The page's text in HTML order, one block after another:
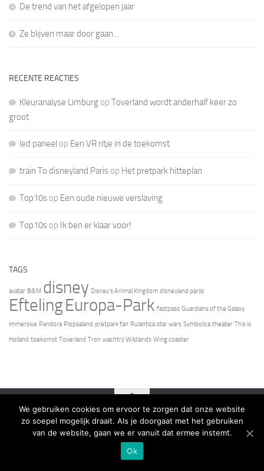
De trend van het afgelopen jaar
Ze blijven maar door gaan…
RECENTE REACTIES
Kleuranalyse Limburg op Toverland wordt anderhalf keer zo
groot
led paneel op Een VR ritje in de toekomst
train To disneyland Paris op Het pretpark hitteplan
Top10s op Een oude nieuwe verslaving
Top10s op Ik ben er klaar voor!
TAGS
avatar B&M disney Disney's Animal Kingdom disneyland parijs
EftelingEuropa-Park fastpass Guardians of the Galaxy
immersive Pandora Plopsaland pretpark fan Rulantica star wars Symbolica theater This is
Holland toekomst Toverland Tron wachtrij Wildlands Wing coaster
We gebruiken cookies om ervoor te zorgen dat onze website
zo soepel mogelijk draait. Als je doorgaat met het gebruiken
van de website, gaan we er vanuit dat ermee instemt.
Ok